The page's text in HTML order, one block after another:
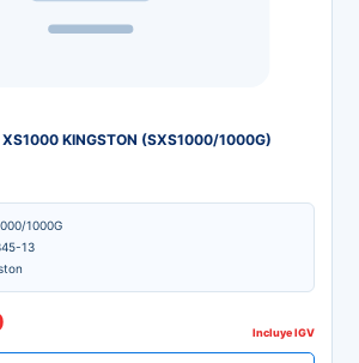
XS1000 KINGSTON (SXS1000/1000G)
1000G
13
Incluye IGV